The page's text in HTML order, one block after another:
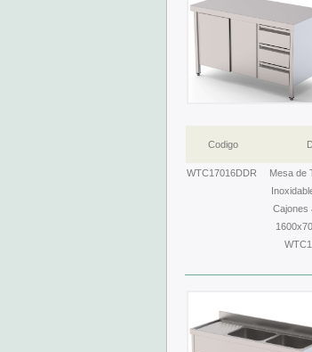
Codigo
WTC17016DDR
Mesa de
Cajones